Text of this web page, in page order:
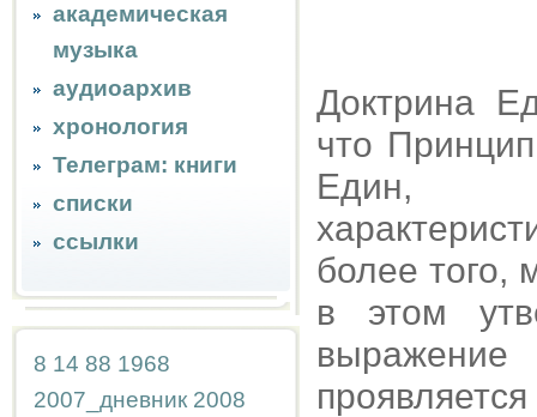
академическая
музыка
аудиоархив
хронология
Телеграм: книги
списки
ссылки
8 14 88 1968
2007_дневник 2008
Доктрина
что
Един,
более того,
в этом